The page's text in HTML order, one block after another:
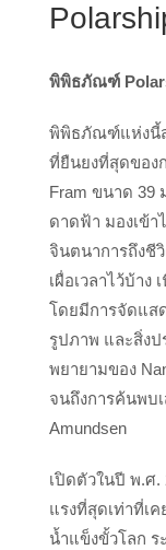
พิพิธภัณฑ์
พิพิธภัณฑ์แห่งนี้
ที่ยืนยงที่สุดของ
Fram ขนาด 39
ดาดฟ้า มองเข้
จินตนาการถึงชี
เผื่อเวลาไว้บ้า
โดยมีการจัดแส
รูปภาพ และสิ่งป
พยายามของ
จนถึงการค้นพบ
Amundsen
เปิดตัวในปี พ.ศ.
แรงที่สุดเท่าที่เ
น้ำแข็งขั้วโลก ร